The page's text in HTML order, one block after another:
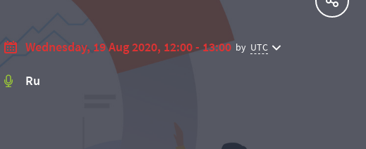
Wednesday, 19 Aug 2020, 12:00 - 13:00 by UTC
Ru